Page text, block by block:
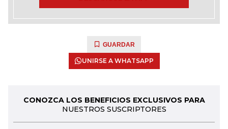
GUARDAR
UNIRSE A WHATSAPP
CONOZCA LOS BENEFICIOS EXCLUSIVOS PARA
NUESTROS SUSCRIPTORES